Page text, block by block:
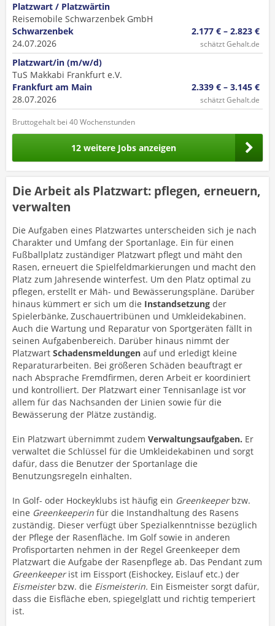
Platzwart / Platzwärtin
Reisemobile Schwarzenbek GmbH
Schwarzenbek
24.07.2026
2.177 € – 2.823 €
schätzt Gehalt.de
Platzwart/in (m/w/d)
TuS Makkabi Frankfurt e.V.
Frankfurt am Main
28.07.2026
2.339 € – 3.145 €
schätzt Gehalt.de
Bruttogehalt bei 40 Wochenstunden
12 weitere Jobs anzeigen
Die Arbeit als Platzwart: pflegen, erneuern,
verwalten
Die Aufgaben eines Platzwartes unterscheiden sich je nach
Charakter und Umfang der Sportanlage. Ein für einen
Fußballplatz zuständiger Platzwart pflegt und mäht den
Rasen, erneuert die Spielfeldmarkierungen und macht den
Platz zum Jahresende winterfest. Um den Platz optimal zu
pflegen, erstellt er Mäh- und Bewässerungspläne. Darüber
hinaus kümmert er sich um die Instandsetzung der
Spielerbänke, Zuschauertribünen und Umkleidekabinen.
Auch die Wartung und Reparatur von Sportgeräten fällt in
seinen Aufgabenbereich. Darüber hinaus nimmt der
Platzwart Schadensmeldungen auf und erledigt kleine
Reparaturarbeiten. Bei größeren Schäden beauftragt er
nach Absprache Fremdfirmen, deren Arbeit er koordiniert
und kontrolliert. Der Platzwart einer Tennisanlage ist vor
allem für das Nachsanden der Linien sowie für die
Bewässerung der Plätze zuständig.
Ein Platzwart übernimmt zudem Verwaltungsaufgaben. Er
verwaltet die Schlüssel für die Umkleidekabinen und sorgt
dafür, dass die Benutzer der Sportanlage die
Benutzungsregeln einhalten.
In Golf- oder Hockeyklubs ist häufig ein Greenkeeperbzw.
eine Greenkeeperin für die Instandhaltung des Rasens
zuständig. Dieser verfügt über Spezialkenntnisse bezüglich
der Pflege der Rasenfläche. Im Golf sowie in anderen
Profisportarten nehmen in der Regel Greenkeeper dem
Platzwart die Aufgabe der Rasenpflege ab. Das Pendant zum
Greenkeeperist im Eissport (Eishockey, Eislauf etc.) der
Eismeisterbzw. die Eismeisterin. Ein Eismeister sorgt dafür,
dass die Eisfläche eben, spiegelglatt und richtig temperiert
ist.